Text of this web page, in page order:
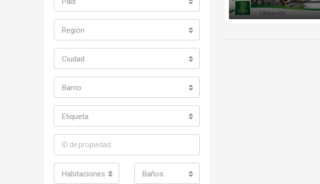
Región
Ciudad
Barrio
Etiqueta
Habitaciones Baños